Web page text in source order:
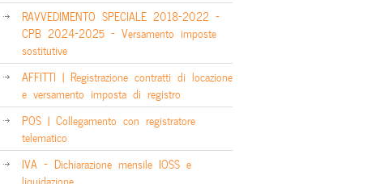
RAVVEDIMENTO SPECIALE 2018-2022 –
CPB 2024-2025 – Versamento imposte
sostitutive
AFFITTI | Registrazione contratti di locazione
e versamento imposta di registro
POS | Collegamento con registratore
telematico
IVA – Dichiarazione mensile IOSS e
liquidazione